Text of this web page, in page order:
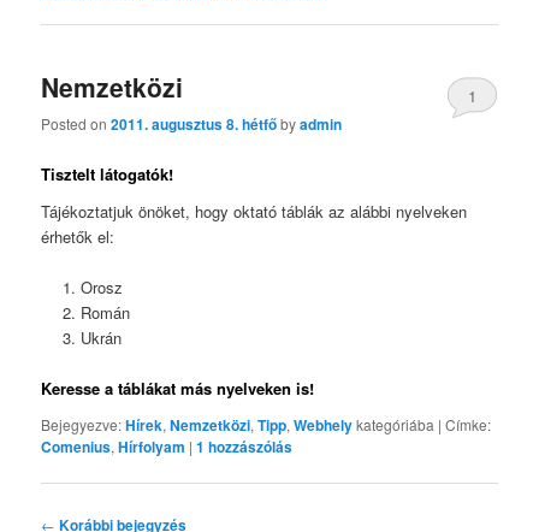
Nemzetközi
Posted on2011. augusztus 8. hétfőbyadmin
1
Tisztelt látogatók!
Tájékoztatjuk önöket, hogy oktató táblák az alábbi nyelveken
érhetők el:
Orosz
Román
Ukrán
Keresse a táblákat más nyelveken is!
Bejegyezve:Hírek,Nemzetközi,Tipp,Webhelykategóriába |Címke:
Comenius,Hírfolyam |1 hozzászólás
Bejegyzés navigáció
← Korábbi bejegyzés